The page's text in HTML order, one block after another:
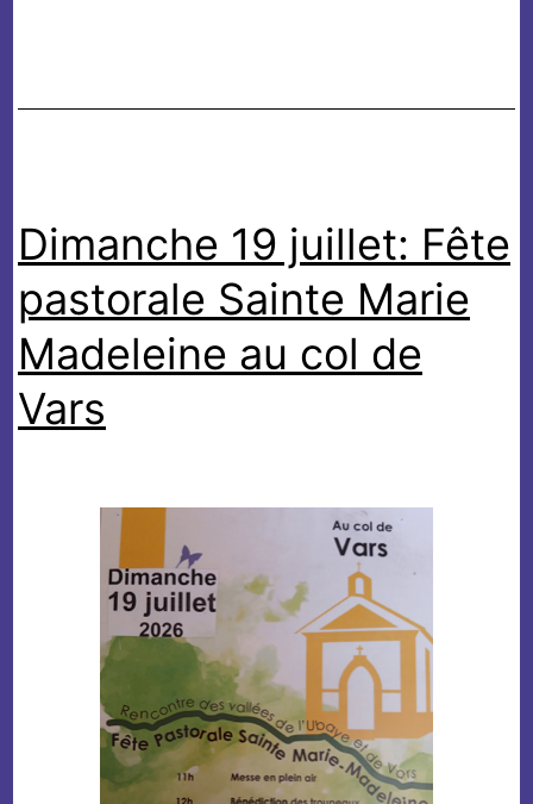
Dimanche 19 juillet: Fête
pastorale Sainte Marie
Madeleine au col de
Vars